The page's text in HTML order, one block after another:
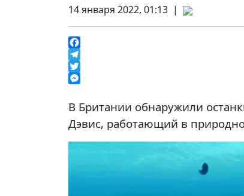
14 января 2022, 01:13 |
Facebook
Telegram
Twitter
В Британии обнаружили
Дэвис, работающий в